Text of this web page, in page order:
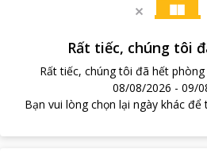
Rất tiếc, chúng tôi
Rất tiếc, chúng tôi đã hết
08/08/2026 - 09/
Bạn vui lòng chọn lại ngày khác